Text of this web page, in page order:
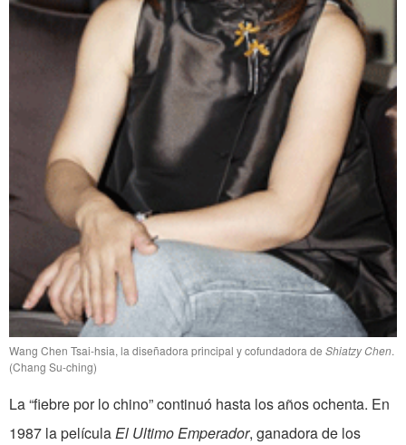
Wang Chen Tsai-hsia, la diseñadora principal y cofundadora de Shiatzy Chen.
(Chang Su-ching)
La “fiebre por lo chino” continuó hasta los años ochenta. En
1987 la película El Ultimo Emperador, ganadora de los